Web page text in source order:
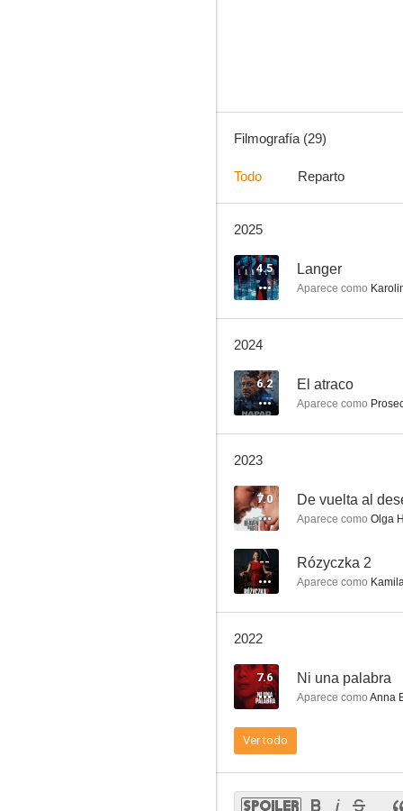
--
Filmografía (29)
Todo Reparto
2025
4.5 Langer
Aparece como
2024
6.2 El atraco
Aparece como
2023
7.0 De vuelta al
Aparece como Olga
-- Rózyczka 2
Aparece como
2022
7.6 Ni una palabra
Aparece como Anna
Ver todo